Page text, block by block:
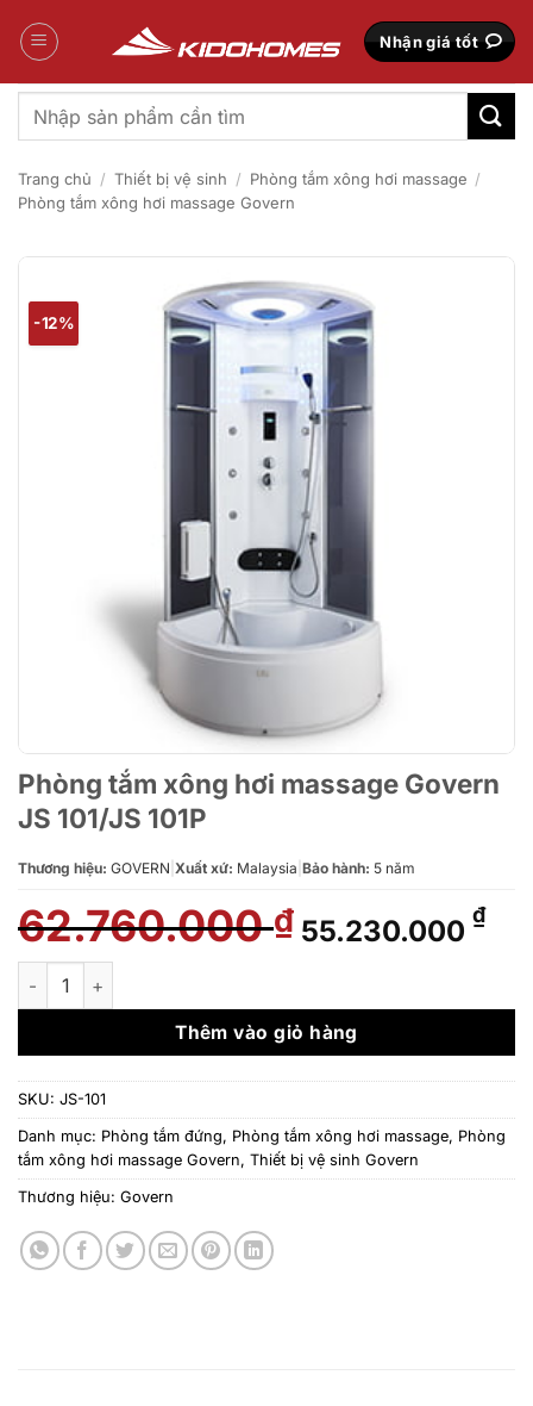
qua
Nhận giá tốt
Tìm
kiếm:
Trang chủ / Thiết bị vệ sinh / Phòng tắm xông hơi massage /
Phòng tắm xông hơi massage Govern
-12%
Phòng tắm xông hơi massage Govern
JS 101/JS 101P
Thương hiệu: GOVERN Xuất xứ: Malaysia Bảo hành: 5 năm
62.760.000₫ Giá
gốc
62.760.000 ₫.
55.230.000 ₫Giá
là:
Phòng tắm xông hơi massage Govern JS 101/JS 101P số lượng
Thêm vào giỏ hàng
SKU: JS-101
Danh mục: Phòng tắm đứng, Phòng tắm xông hơi massage, Phòng
tắm xông hơi massage Govern, Thiết bị vệ sinh Govern
Thương hiệu: Govern